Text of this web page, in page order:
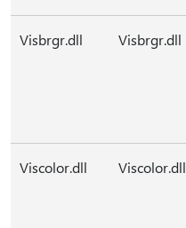
Visbrgr.dll Visbrgr.dll
Viscolor.dll Viscolor.dll